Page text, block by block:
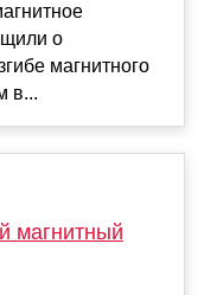
о
магнитного
в...
магнитный